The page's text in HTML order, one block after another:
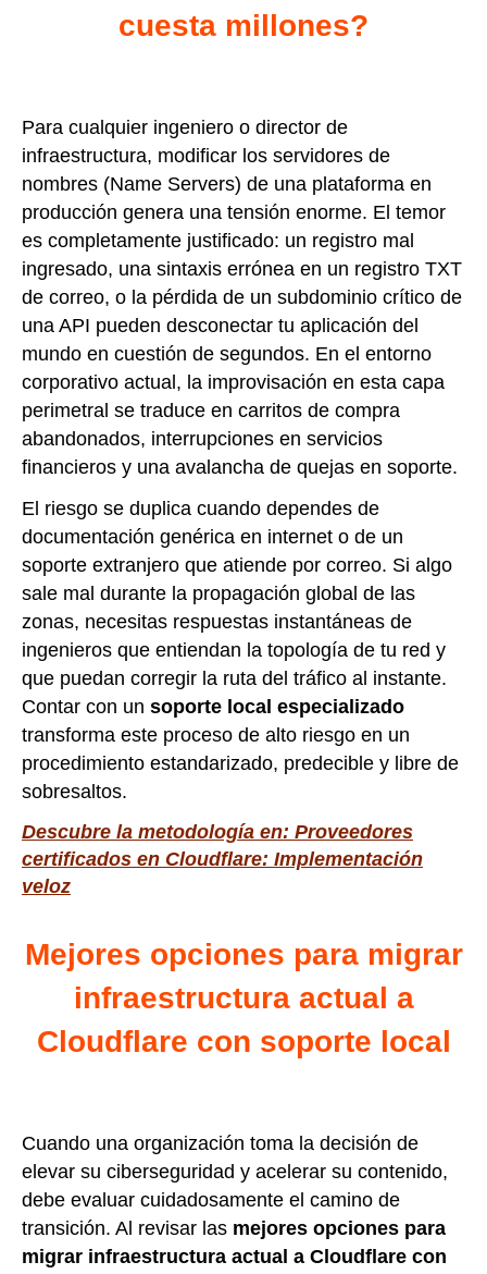
cuesta millones?
Para cualquier ingeniero o director de
infraestructura, modificar los servidores de
nombres (Name Servers) de una plataforma en
producción genera una tensión enorme. El temor
es completamente justificado: un registro mal
ingresado, una sintaxis errónea en un registro TXT
de correo, o la pérdida de un subdominio crítico de
una API pueden desconectar tu aplicación del
mundo en cuestión de segundos. En el entorno
corporativo actual, la improvisación en esta capa
perimetral se traduce en carritos de compra
abandonados, interrupciones en servicios
financieros y una avalancha de quejas en soporte.
El riesgo se duplica cuando dependes de
documentación genérica en internet o de un
soporte extranjero que atiende por correo. Si algo
sale mal durante la propagación global de las
zonas, necesitas respuestas instantáneas de
ingenieros que entiendan la topología de tu red y
que puedan corregir la ruta del tráfico al instante.
Contar con un soporte local especializado
transforma este proceso de alto riesgo en un
procedimiento estandarizado, predecible y libre de
sobresaltos.
Descubre la metodología en: Proveedores
certificados en Cloudflare: Implementación
veloz
Mejores opciones para migrar
infraestructura actual a
Cloudflare con soporte local
Cuando una organización toma la decisión de
elevar su ciberseguridad y acelerar su contenido,
debe evaluar cuidadosamente el camino de
transición. Al revisar las mejores opciones para
migrar infraestructura actual a Cloudflare con